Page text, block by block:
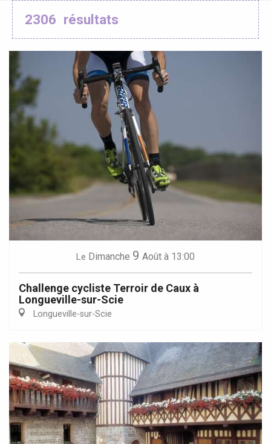
2306 résultats
Le Dimanche 9 Août à 13:00
Challenge cycliste Terroir de Caux à
Longueville-sur-Scie
Longueville-sur-Scie